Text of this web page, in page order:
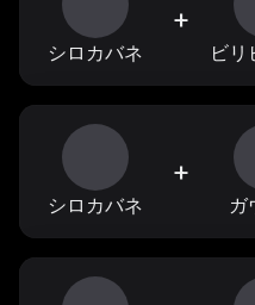
シロカバネ
+
ビリ
シロカバネ
+
ガ